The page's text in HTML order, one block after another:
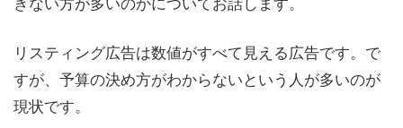
リスティング広告は数値がすべて見える広告です。で
すが、予算の決め方がわからないという人が多いのが
現状です。